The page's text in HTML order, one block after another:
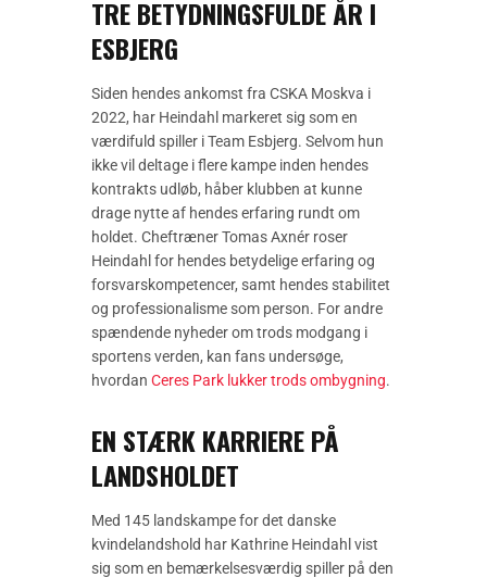
TRE BETYDNINGSFULDE ÅR I
ESBJERG
Siden hendes ankomst fra CSKA Moskva i
2022, har Heindahl markeret sig som en
værdifuld spiller i Team Esbjerg. Selvom hun
ikke vil deltage i flere kampe inden hendes
kontrakts udløb, håber klubben at kunne
drage nytte af hendes erfaring rundt om
holdet. Cheftræner Tomas Axnér roser
Heindahl for hendes betydelige erfaring og
forsvarskompetencer, samt hendes stabilitet
og professionalisme som person. For andre
spændende nyheder om trods modgang i
sportens verden, kan fans undersøge,
hvordan Ceres Park lukker trods ombygning.
EN STÆRK KARRIERE PÅ
LANDSHOLDET
Med 145 landskampe for det danske
kvindelandshold har Kathrine Heindahl vist
sig som en bemærkelsesværdig spiller på den